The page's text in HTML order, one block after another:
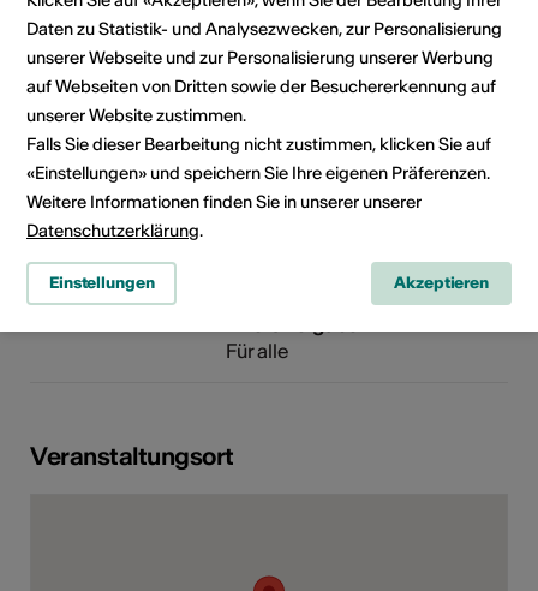
Gliserallee 91
3902 Brig-Glis
Telefon +41 27 923 13 13
Reservationen +41 27 923 13 13
E-Mail
Webseite
Für alle
Veranstaltungsort
Daten zu Statistik- und Analysezwecken, zur Personalisierung
unserer Webseite und zur Personalisierung unserer Werbung
auf Webseiten von Dritten sowie der Besuchererkennung auf
unserer Website zustimmen.
Falls Sie dieser Bearbeitung nicht zustimmen, klicken Sie auf
«Einstellungen» und speichern Sie Ihre eigenen Präferenzen.
Weitere Informationen finden Sie in unserer unserer
Datenschutzerklärung.
Einstellungen Akzeptieren